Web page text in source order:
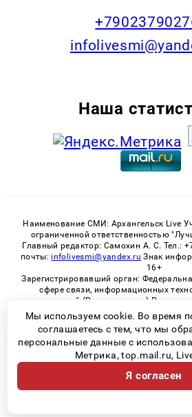
Наша
Наименование СМИ: Архангельск Live
ограниченной ответственностью
Главный редактор: Самохин А. С. Тел.:
почты: infolivesmi@yandex.ru Знак
16+
Зарегистрировавший орган:
сфере связи, информационных
коммуникаций (Роскомнадзор)
№ ФС 77 - 82533 от
© 2026 «Архангельск Live» | Все
Возрастная категория
Политика
Мы используем cookie. Во время
соглашаетесь с тем, что мы
персональные данные с
Метрика, top.mail.ru,
Я согласен